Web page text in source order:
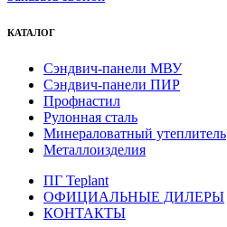
КАТАЛОГ
Сэндвич-панели МВУ
Сэндвич-панели ПИР
Профнастил
Рулонная сталь
Минераловатный утеплитель
Металлоизделия
ПГ Teplant
ОФИЦИАЛЬНЫЕ ДИЛЕРЫ
КОНТАКТЫ